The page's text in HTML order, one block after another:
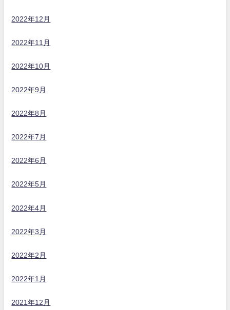
2022年12月
2022年11月
2022年10月
2022年9月
2022年8月
2022年7月
2022年6月
2022年5月
2022年4月
2022年3月
2022年2月
2022年1月
2021年12月